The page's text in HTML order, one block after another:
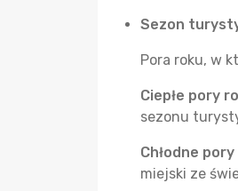
Sezon
Pora roku, w
Ciepłe pory
sezonu
Chłodne
miejski ze